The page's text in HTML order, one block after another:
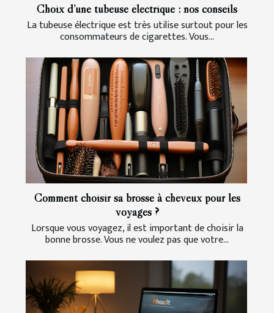
Choix d’une tubeuse électrique : nos conseils
La tubeuse électrique est très utilise surtout pour les
consommateurs de cigarettes. Vous...
Comment choisir sa brosse à cheveux pour les
voyages ?
Lorsque vous voyagez, il est important de choisir la
bonne brosse. Vous ne voulez pas que votre...